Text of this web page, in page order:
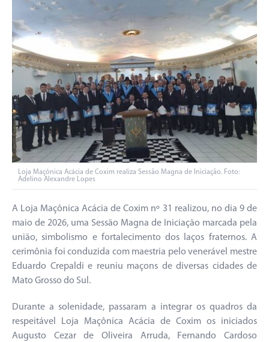
Loja Maçônica Acácia de Coxim realiza Sessão Magna de Iniciação. Foto:
Adelino Alexandre Lopes
A Loja Maçônica Acácia de Coxim nº 31 realizou, no dia 9 de
maio de 2026, uma Sessão Magna de Iniciação marcada pela
união, simbolismo e fortalecimento dos laços fraternos. A
cerimônia foi conduzida com maestria pelo venerável mestre
Eduardo Crepaldi e reuniu maçons de diversas cidades de
Mato Grosso do Sul.
Durante a solenidade, passaram a integrar os quadros da
respeitável Loja Maçônica Acácia de Coxim os iniciados
Augusto Cezar de Oliveira Arruda, Fernando Cardoso